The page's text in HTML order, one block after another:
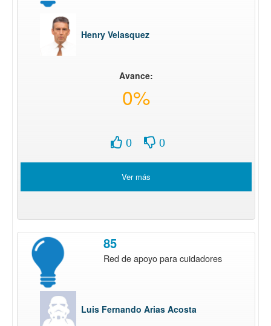
Henry Velasquez
Avance:
0%
0 0
Ver más
85
Red de apoyo para cuidadores
Luis Fernando Arias Acosta